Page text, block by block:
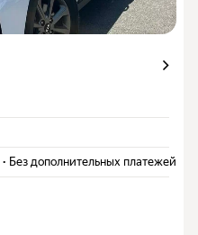
· Без дополнительных платежей